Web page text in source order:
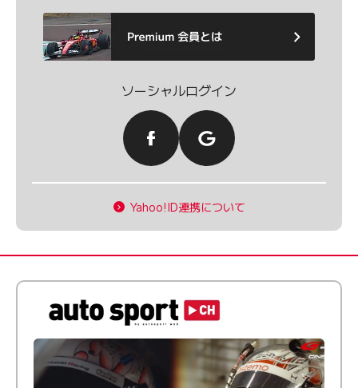
ソーシャルログイン
Yahoo!ID連携について